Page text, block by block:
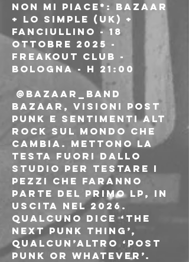
NON MI PIACE*: BAZAAR
+ LO SIMPLE (UK) +
FANCIULLINO - 18
OTTOBRE 2025 -
FREAKOUT CLUB -
BOLOGNA - H 21:00
BAZAAR, visioni post
punk e sentimenti alt
rock sul mondo che
cambia. Mettono la
testa fuori dallo
studio per testare i
pezzi che faranno
parte del primo LP, in
uscita nel 2026.
Qualcuno dice ‘The
next punk thing’,
qualcun’altro ‘post
punk or whatever’.